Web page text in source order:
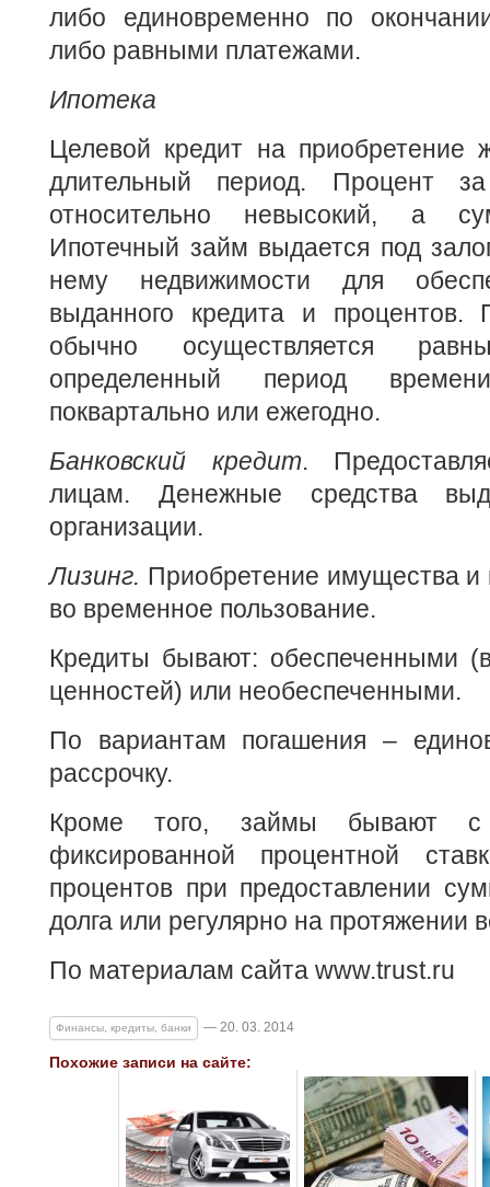
либо единовременно по
либо равными платежами.
Ипотека
Целевой кредит на приобретение
длительный период. Процент
относительно невысокий, а
Ипотечный займ выдается под
нему недвижимости для
выданного кредита и процентов.
обычно осуществляется
определенный период
поквартально или ежегодно.
Банковский кредит.
лицам. Денежные средства
организации.
Лизинг. Приобретение имущества и
во временное пользование.
Кредиты бывают: обеспеченными
ценностей) или необеспеченными.
По вариантам погашения –
рассрочку.
Кроме того, займы бывают
фиксированной процентной
процентов при предоставлении
долга или регулярно на протяжении
По материалам сайта www.trust.ru
Финансы, кредиты, банки — 20. 03. 2014
Похожие записи на сайте: